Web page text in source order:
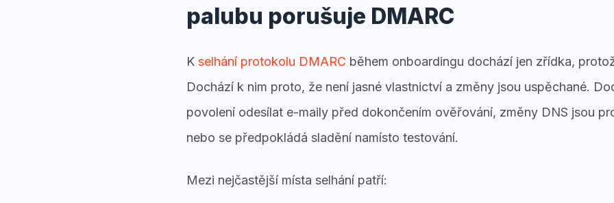
palubu porušuje DMARC
K selhání protokolu DMARC během onboardingu dochází jen zřídka,
Dochází k nim proto, že není jasné vlastnictví a změny jsou uspěchané.
povolení odesílat e-maily před dokončením ověřování, změny DNS jsou
nebo se předpokládá sladění namísto testování.
Mezi nejčastější místa selhání patří: